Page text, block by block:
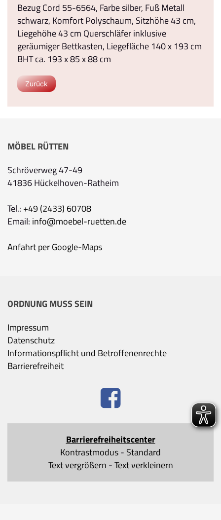
Bezug Cord 55-6564, Farbe silber, Fuß Metall
schwarz, Komfort Polyschaum, Sitzhöhe 43 cm,
Liegehöhe 43 cm Querschläfer inklusive
geräumiger Bettkasten, Liegefläche 140 x 193 cm
BHT ca. 193 x 85 x 88 cm
Zurück
MÖBEL RÜTTEN
Schröverweg 47-49
41836 Hückelhoven-Ratheim
Tel.: +49 (2433) 60708
Email: info@moebel-ruetten.de
Anfahrt per Google-Maps
ORDNUNG MUSS SEIN
Impressum
Datenschutz
Informationspflicht und Betroffenenrechte
Barrierefreiheit
Barrierefreiheitscenter
Kontrastmodus- Standard
Text vergrößern -Text verkleinern